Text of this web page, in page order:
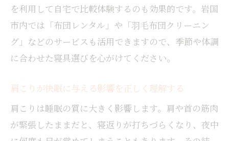
を利用して自宅で比較体験するのも効果的です。岩国
市内では「布団レンタル」や「羽毛布団クリーニン
グ」などのサービスも活用できますので、季節や体調
に合わせた寝具選びを心がけてください。
肩こりが快眠に与える影響を正しく理解する
肩こりは睡眠の質に大きく影響します。肩や首の筋肉
が緊張したままだと、寝返りが打ちづらくなり、夜中